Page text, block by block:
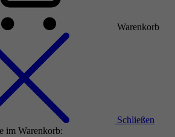
Warenkorb
Schließen
im Warenkorb: